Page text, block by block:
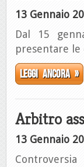
13 Gennaio
Dal 15
presentare le
Leggi ancora »
Arbitro
13 Gennaio